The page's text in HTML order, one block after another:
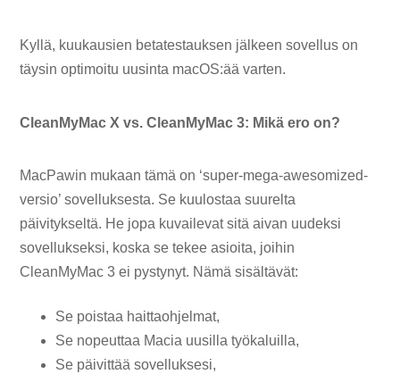
Kyllä, kuukausien betatestauksen jälkeen sovellus on
täysin optimoitu uusinta macOS:ää varten.
CleanMyMac X vs. CleanMyMac 3: Mikä ero on?
MacPawin mukaan tämä on ‘super-mega-awesomized-
versio’ sovelluksesta. Se kuulostaa suurelta
päivitykseltä. He jopa kuvailevat sitä aivan uudeksi
sovellukseksi, koska se tekee asioita, joihin
CleanMyMac 3 ei pystynyt. Nämä sisältävät:
Se poistaa haittaohjelmat,
Se nopeuttaa Macia uusilla työkaluilla,
Se päivittää sovelluksesi,